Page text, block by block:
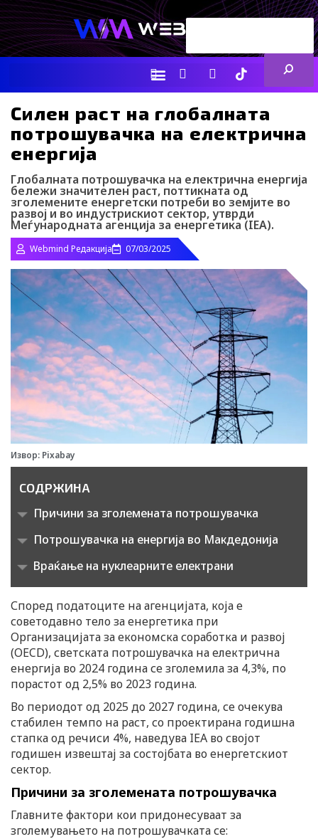
Skip
to
content
F
a
c
b
o
o
I
n
s
a
g
r
Y
o
u
u
b
e
I
c
o
t
i
k
i
k
t
o
k
c
o
n
n
d
i
Search
Силен раст на глобалната
потрошувачка на електрична
енергија
Глобалната потрошувачка на електрична енергија
бележи значителен раст, поттикната од
зголемените енергетски потреби во земјите во
развој и во индустрискиот сектор, утврди
Меѓународната агенција за енергетика (IEA).
Webmind Редакција 07/03/2025
Извор: Pixabay
СОДРЖИНА
Причини за зголемената потрошувачка
Потрошувачка на енергија во Макдедонија
Враќање на нуклеарните електрани
Според податоците на агенцијата, која е
советодавно тело за енергетика при
Организацијата за економска соработка и развој
(OECD), светската потрошувачка на електрична
енергија во 2024 година се зголемила за 4,3%, по
порастот од 2,5% во 2023 година.
Во периодот од 2025 до 2027 година, се очекува
стабилен темпо на раст, со проектирана годишна
стапка од речиси 4%, наведува IEA во својот
годишен извештај за состојбата во енергетскиот
сектор.
Причини за зголемената потрошувачка
Главните фактори кои придонесуваат за
зголемувањето на потрошувачката се: